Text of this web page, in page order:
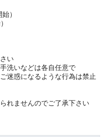
）
い
洗いなどは各自任意で
迷惑になるような行為は禁止
れませんのでご了承下さい